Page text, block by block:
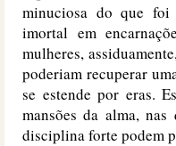
minuciosa do que foi
imortal em
mulheres,
poderiam recuperar
se estende por eras.
mansões da alma,
disciplina forte podem